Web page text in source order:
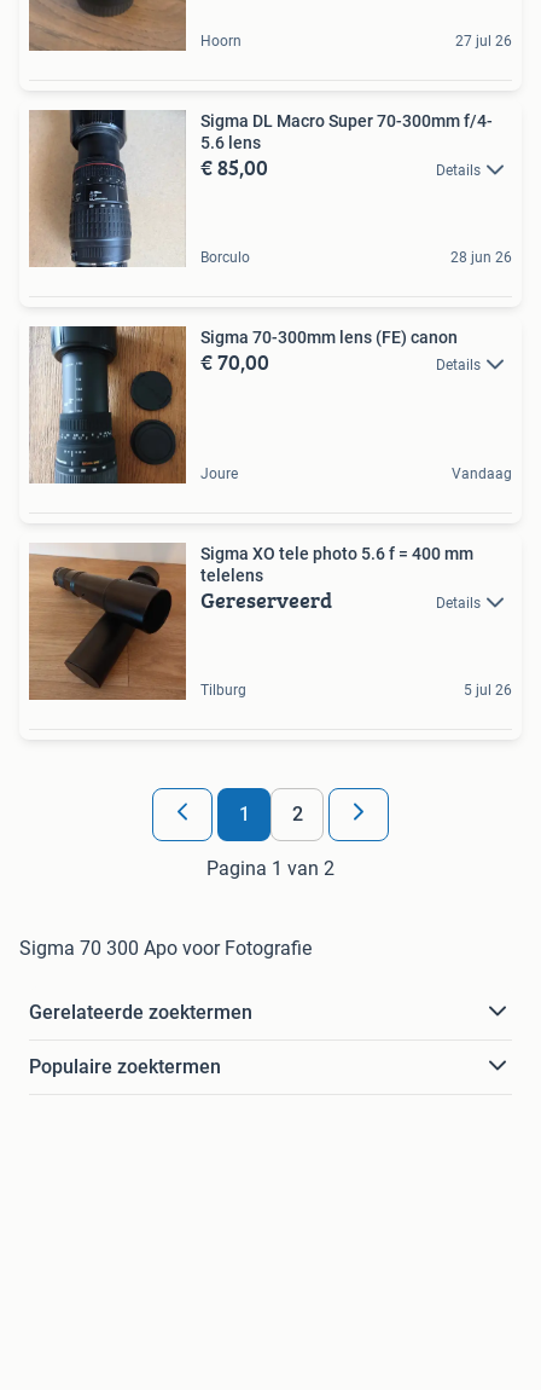
Hoorn 27 jul 26
Sigma DL Macro Super 70-300mm f/4-
5.6 lens
€ 85,00 Details
Borculo 28 jun 26
Sigma 70-300mm lens (FE) canon
€ 70,00 Details
Joure Vandaag
Sigma XO tele photo 5.6 f = 400 mm
telelens
Gereserveerd Details
Tilburg 5 jul 26
1 2
Pagina 1 van 2
Sigma 70 300 Apo voor Fotografie
Gerelateerde zoektermen
Populaire zoektermen